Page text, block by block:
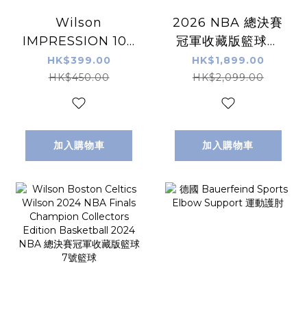
Wilson
IMPRESSION 100
BASKETBALL 7號
籃球
HK$399.00
HK$450.00
加入購物車
2026 NBA 總決賽
冠軍收藏版籃球套
裝 7號籃球 2026
NBA Finals
Championship
New York Knicks
全球限量300個
HK$1,899.00
HK$2,099.00
加入購物車